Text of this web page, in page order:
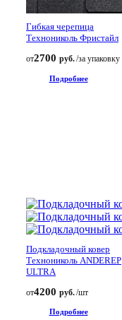
Гибкая черепица
Технониколь Фристайл
от2700 руб./за упаковку
Подробнее
Подкладочный ковер
Технониколь ANDEREP
ULTRA
от4200 руб./шт
Подробнее